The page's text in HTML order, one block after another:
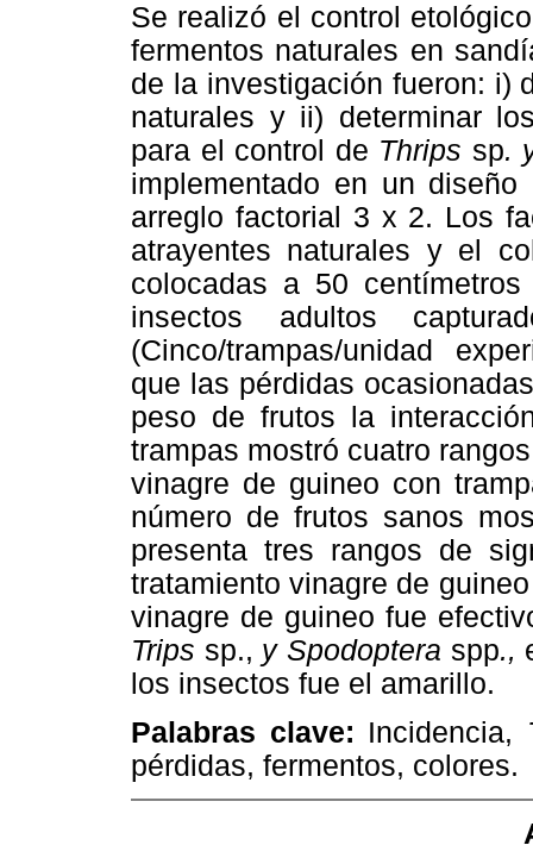
Se realizó el control
fermentos naturales en
de la investigación fueron: i)
naturales y ii) determinar
para el control de Thrips sp.
implementado en un
arreglo factorial 3 x 2. Los
atrayentes naturales y el
colocadas a 50
insectos adultos
(Cinco/trampas/unidad
que las pérdidas
peso de frutos la
trampas mostró cuatro
vinagre de guineo con
número de frutos sanos
presenta tres rangos de
tratamiento vinagre de
vinagre de guineo fue
Trips sp., y Spodoptera spp.,
los insectos fue el amarillo.
Palabras clave: Incidencia,
pérdidas, fermentos, colores.